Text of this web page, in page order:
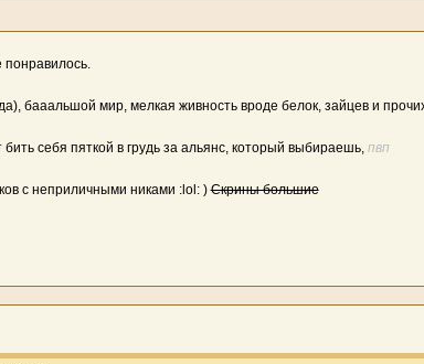
бааальшой мир, мелкая живность вроде белок, зайцев и
себя пяткой в грудь за альянс, который выбираешь, пвп
с неприличными никами :lol: )Скрины большие